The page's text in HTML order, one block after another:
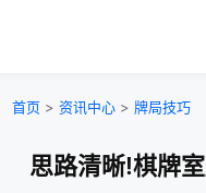
首页 > 资讯中心 > 牌局技巧
思路清晰!棋牌